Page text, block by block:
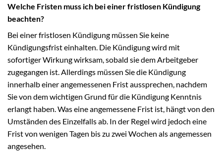
Welche Fristen muss ich bei einer fristlosen Kündigung
beachten?
Bei einer fristlosen Kündigung müssen Sie keine
Kündigungsfrist einhalten. Die Kündigung wird mit
sofortiger Wirkung wirksam, sobald sie dem Arbeitgeber
zugegangen ist. Allerdings müssen Sie die Kündigung
innerhalb einer angemessenen Frist aussprechen, nachdem
Sie von dem wichtigen Grund für die Kündigung Kenntnis
erlangt haben. Was eine angemessene Frist ist, hängt von den
Umständen des Einzelfalls ab. In der Regel wird jedoch eine
Frist von wenigen Tagen bis zu zwei Wochen als angemessen
angesehen.